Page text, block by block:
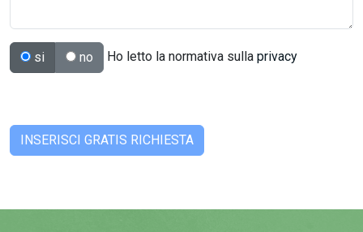
si no Ho letto la normativa sulla privacy